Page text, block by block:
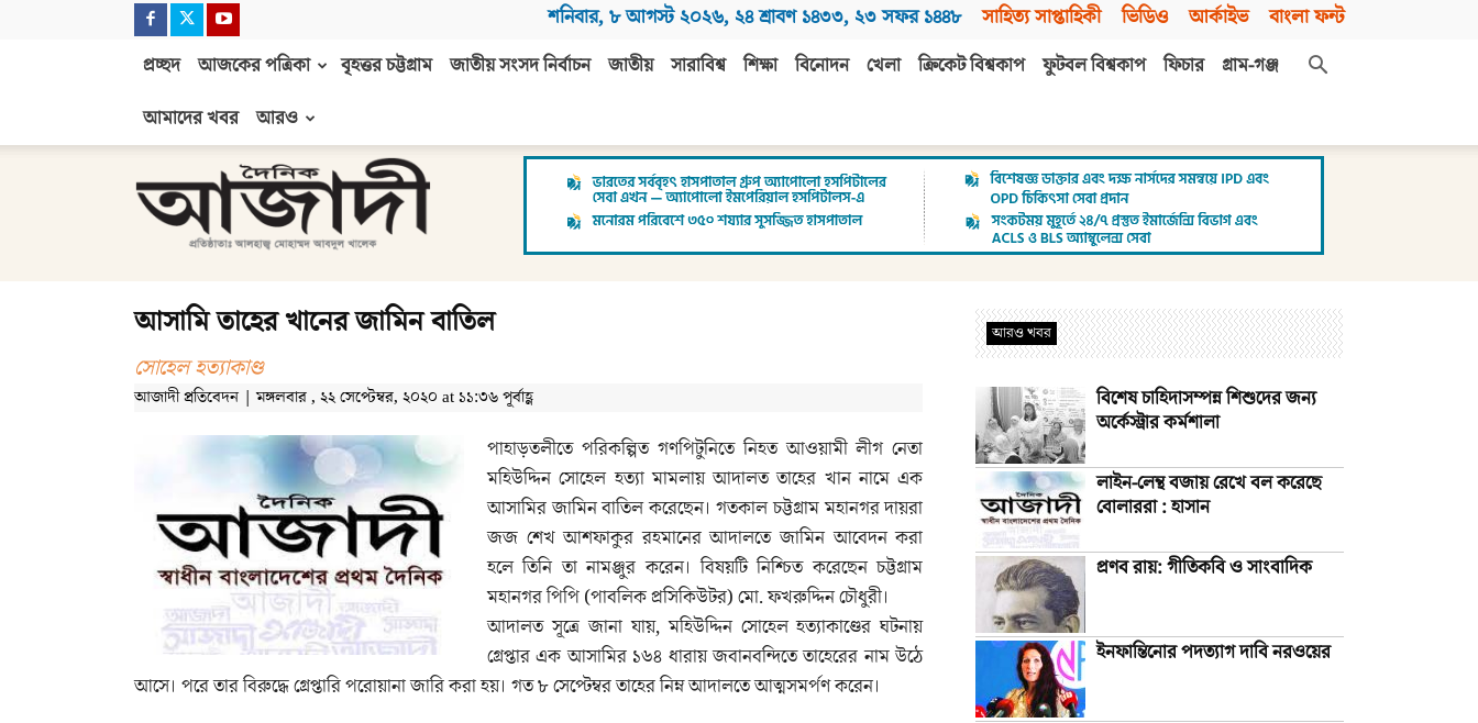
শনিবার, ৮ আগস্ট ২০২৬, ২৪ শ্রাবণ ১৪৩৩, ২৩ সফর ১৪৪৮ সাহিত্য সাপ্তাহিকী ভিডিও আর্কাইভ বাংলা ফন্ট
প্রচ্ছদ আজকের পত্রিকা বৃহত্তর চট্টগ্রাম জাতীয় সংসদ নির্বাচন জাতীয় সারাবিশ্ব শিক্ষা বিনোদন খেলা ক্রিকেট বিশ্বকাপ ফুটবল বিশ্বকাপ ফিচার
গ্রাম-গঞ্জ
আমাদের খবর
আরও
আজাদী
আসামি তাহের খানের জামিন বাতিল
সোহেল হত্যাকাণ্ড
আজাদী প্রতিবেদন | মঙ্গলবার , ২২ সেপ্টেম্বর, ২০২০ at ১১:৩৬ পূর্বাহ্ণ
পাহাড়তলীতে পরিকল্পিত গণপিটুনিতে নিহত আওয়ামী লীগ নেতা
মহিউদ্দিন সোহেল হত্যা মামলায় আদালত তাহের খান নামে এক
আসামির জামিন বাতিল করেছেন। গতকাল চট্টগ্রাম মহানগর দায়রা
জজ শেখ আশফাকুর রহমানের আদালতে জামিন আবেদন করা
হলে তিনি তা নামঞ্জুর করেন। বিষয়টি নিশ্চিত করেছেন চট্টগ্রাম
মহানগর পিপি (পাবলিক প্রসিকিউটর) মো. ফখরুদ্দিন চৌধুরী।
আদালত সূত্রে জানা যায়, মহিউদ্দিন সোহেল হত্যাকাণ্ডের ঘটনায়
গ্রেপ্তার এক আসামির ১৬৪ ধারায় জবানবন্দিতে তাহেরের নাম উঠে
আসে। পরে তার বিরুদ্ধে গ্রেপ্তারি পরোয়ানা জারি করা হয়। গত ৮ সেপ্টেম্বর তাহের নিম্ন আদালতে আত্মসমর্পণ করেন।
আরও খবর
বিশেষ চাহিদাসম্পন্ন শিশুদের জন্য
অর্কেস্ট্রার কর্মশালা
লাইন-লেন্থ বজায় রেখে বল করেছে
বোলাররা : হাসান
প্রণব রায়: গীতিকবি ও সাংবাদিক
ইনফান্তিনোর পদত্যাগ দাবি নরওয়ের